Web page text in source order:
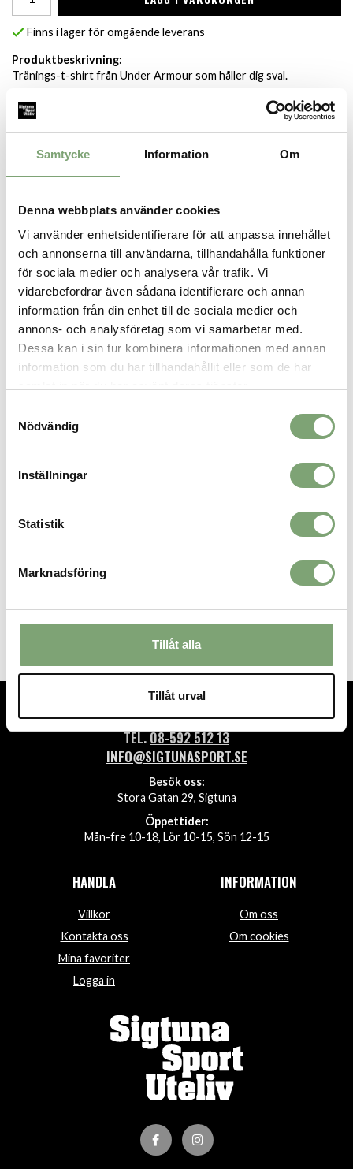
Samtycke Information Om
Denna webbplats använder cookies
Vi använder enhetsidentifierare för att anpassa innehållet
och annonserna till användarna, tillhandahålla funktioner
för sociala medier och analysera vår trafik. Vi
vidarebefordrar även sådana identifierare och annan
information från din enhet till de sociala medier och
annons- och analysföretag som vi samarbetar med.
Dessa kan i sin tur kombinera informationen med annan
information som du har tillhandahållit eller som de har
Nödvändig
Inställningar
Statistik
Marknadsföring
Tillåt alla
Tillåt urval
Finns i lager för omgående leverans
Produktbeskrivning:
Tränings-t-shirt från Under Armour som håller dig sval.
Specifikation:
UA Tech™-tyget är snabbtorkande och ultramjukt
Materialet transporterar bort svett och torkar riktigt
snabbt
Ny, strömlinjeformad passform och formad fåll
SPARA SOM FAVORIT
Artikelnummer:
030750_5
ALTERNATIVA FÄRGER
249 KR
Under Armour Boys UA Tech
249 KR
TEL.08-592 512 13
INFO@SIGTUNASPORT.SE
Besök oss:
Stora Gatan 29, Sigtuna
Öppettider:
Mån-fre 10-18, Lör 10-15, Sön 12-15
HANDLA
Villkor
Kontakta oss
Mina favoriter
Logga in
INFORMATION
Om oss
Om cookies